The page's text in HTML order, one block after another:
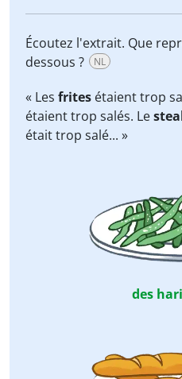
Écoutez l'extrait. Que
dessous ?
NL
« Les frites étaient trop
étaient trop salés. Le
était trop salé... »
des